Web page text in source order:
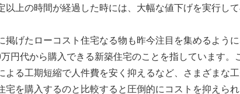
上の時間が経過した時には、大幅な値下げを実行し
げたローコスト住宅なる物も昨今注目を集めるよう
円代から購入できる新築住宅のことを指しています。
る工期短縮で人件費を安く抑えるなど、さまざまな
を購入するのと比較すると圧倒的にコストを抑えられ